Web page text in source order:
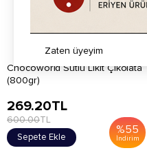
Chocoworld Sütlü Likit Çikolata
(800gr)
%55
İndirim
269.20TL
600.00TL
Sepete Ekle
Zaten üyeyim